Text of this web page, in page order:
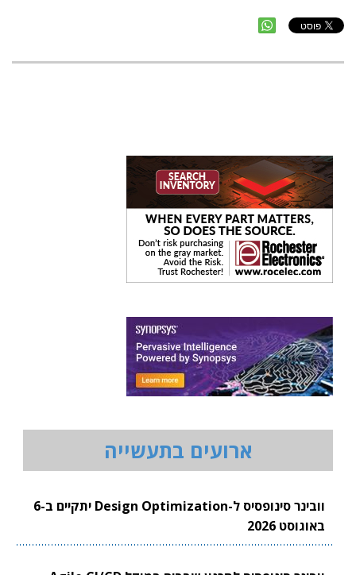
ארועים בתעשייה
וובינר סינופסיס ל-Design Optimization יתקיים ב-6
באוגוסט 2026